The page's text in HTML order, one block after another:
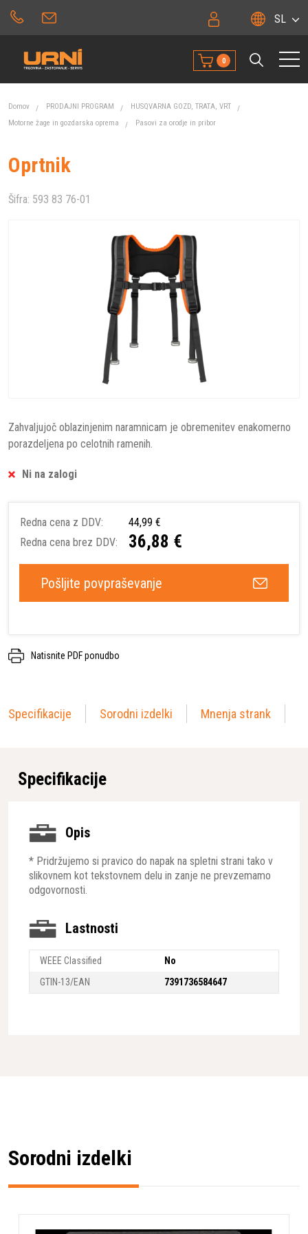
SL
0
Domov PRODAJNI PROGRAM
HUSQVARNA GOZD, TRATA, VRT
Motorne žage in gozdarska oprema
Pasovi za orodje in pribor
Oprtnik
Šifra: 593 83 76-01
Zahvaljujoč oblazinjenim naramnicam je obremenitev enakomerno
porazdeljena po celotnih ramenih.
Ni na zalogi
Redna cena z DDV:
44,99 €
Redna cena brez DDV:
36,88 €
Pošljite povpraševanje
Natisnite PDF ponudbo
Specifikacije Sorodni izdelki Mnenja strank
Specifikacije
Opis
* Pridržujemo si pravico do napak na spletni strani tako v
slikovnem kot tekstovnem delu in zanje ne prevzemamo
odgovornosti.
Lastnosti
WEEE Classified
No
GTIN-13/EAN
7391736584647
Sorodni izdelki